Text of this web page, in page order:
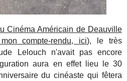
Cinéma Américain de Deauville
compte-rendu, ici), le très
Lelouch n'avait pas encore
aura en effet lieu le 30
du cinéaste qui fêtera